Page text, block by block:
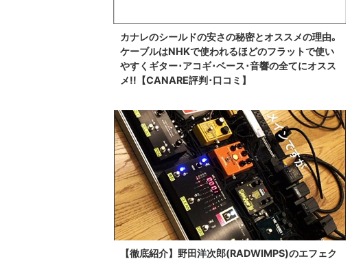
カナレのシールドの安さの秘密とオススメの理由｡
ケーブルはNHKで使われるほどのフラットで使い
やすくギター･アコギ･ベース･音響の全てにオスス
メ!!【CANARE評判･口コミ】
【徹底紹介】野田洋次郎(RADWIMPS)のエフェク